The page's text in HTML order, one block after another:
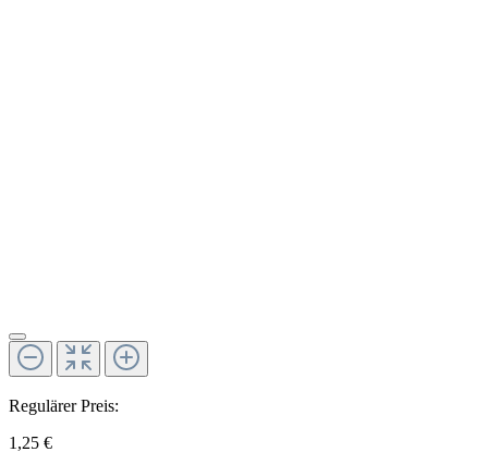
Regulärer Preis:
1,25 €